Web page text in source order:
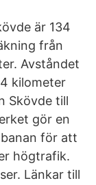
är 134
från
Avståndet
kilometer
Skövde till
gör en
för att
högtrafik.
Länkar till